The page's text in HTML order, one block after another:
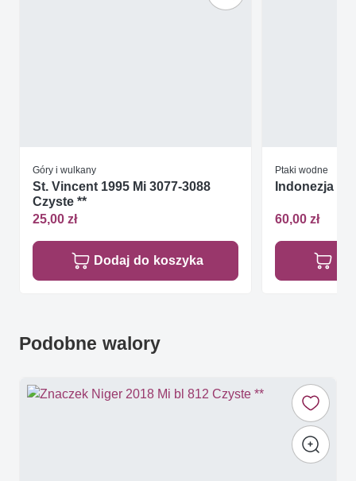
Góry i wulkany
St. Vincent 1995 Mi 3077-3088
Czyste **
25,00 zł
Dodaj do koszyka
Ptaki wodne
Indonezja
60,00 zł
Podobne walory